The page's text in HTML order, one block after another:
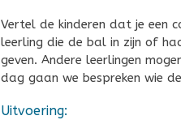
Vertel de kinderen dat je een
leerling die de bal in zijn of
geven. Andere leerlingen
dag gaan we bespreken wie
Uitvoering: